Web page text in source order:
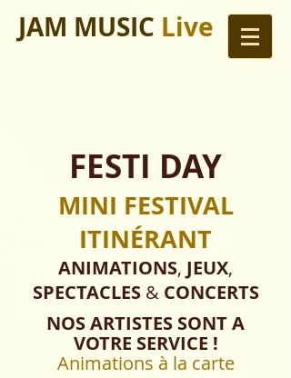
JAM MUSIC Live
FESTI DAY
MINI FESTIVAL
ITINÉRANT
ANIMATIONS, JEUX,
SPECTACLES& CONCERTS
NOS ARTISTES SONT A
VOTRE SERVICE !
Animations à la carte